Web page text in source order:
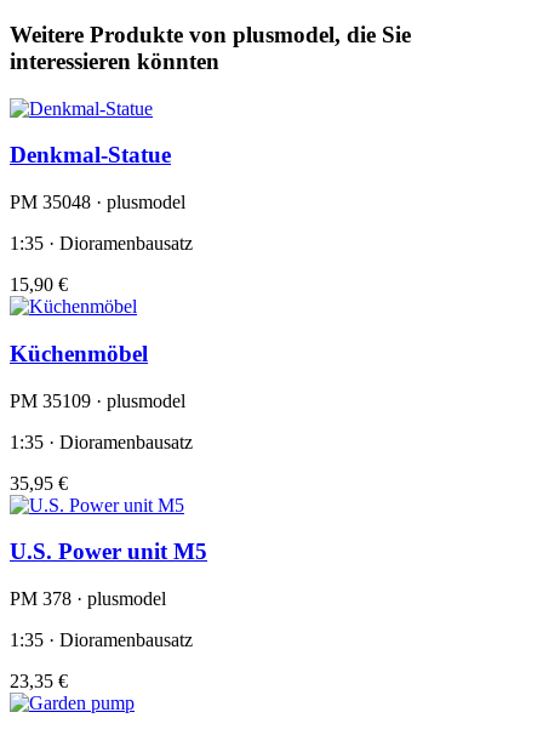
Weitere Produkte von plusmodel, die Sie
interessieren könnten
Denkmal-Statue
PM 35048 · plusmodel
1:35 · Dioramenbausatz
15,90 €
Küchenmöbel
PM 35109 · plusmodel
1:35 · Dioramenbausatz
35,95 €
U.S. Power unit M5
PM 378 · plusmodel
1:35 · Dioramenbausatz
23,35 €